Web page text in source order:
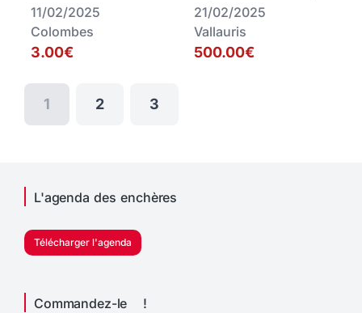
11/02/2025
Colombes
3.00€
21/02/2025
Vallauris
500.00€
1 2 3
L'agenda des enchères
Télécharger l'agenda
Commandez-le !